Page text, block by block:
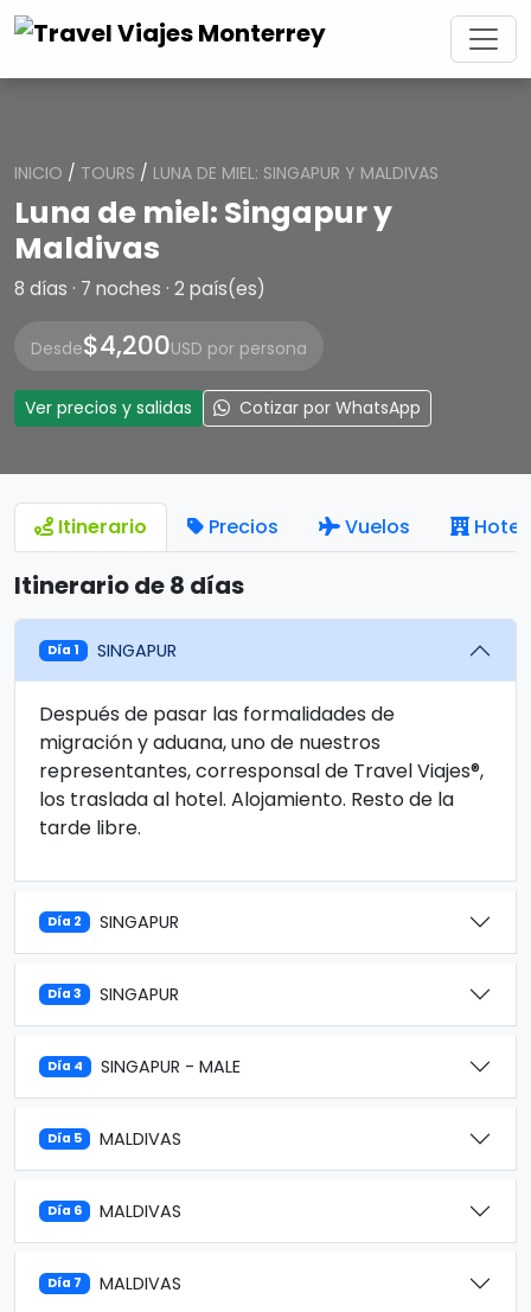
INICIO / TOURS / LUNA DE MIEL: SINGAPUR Y MALDIVAS
Luna de miel: Singapur y
Maldivas
8 días · 7 noches · 2 país(es)
Desde$4,200USD por persona
Ver precios y salidas Cotizar por WhatsApp
Itinerario Precios Vuelos
Itinerario de 8 días
Día 1 SINGAPUR
Después de pasar las formalidades de
migración y aduana, uno de nuestros
representantes, corresponsal de Travel Viajes®,
los traslada al hotel. Alojamiento. Resto de la
tarde libre.
Día 2 SINGAPUR
Día 3 SINGAPUR
Día 4 SINGAPUR - MALE
Día 5 MALDIVAS
Día 6 MALDIVAS
Día 7 MALDIVAS